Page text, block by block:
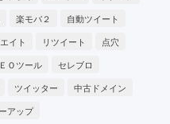
楽モバ２
自動ツイート
イト リツイート
点穴
Ｏツール
セレブロ
ツイッター
中古ドメイン
アップ